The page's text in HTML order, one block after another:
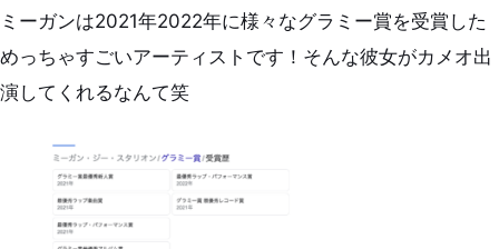
ミーガンは2021年2022年に様々なグラミー賞を受賞した
めっちゃすごいアーティストです！そんな彼女がカメオ出
演してくれるなんて笑